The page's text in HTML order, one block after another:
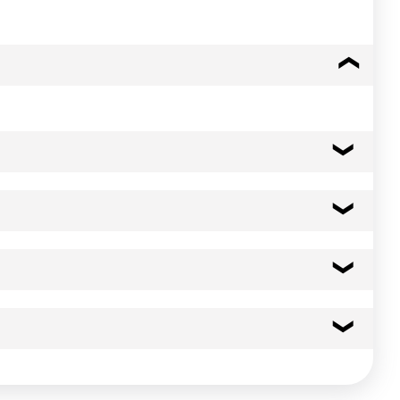
en gastronorme plein couvert. Sauteuse : Départ à -18°C :